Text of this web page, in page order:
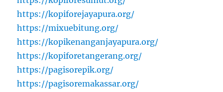
https://kopiforejayapura.org/
https://mixuebitung.org/
https://kopikenanganjayapura.org/
https://kopiforetangerang.org/
https://pagisorepik.org/
https://pagisoremakassar.org/